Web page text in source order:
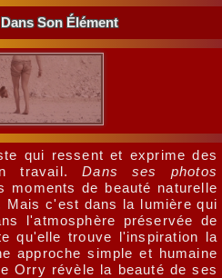
Son Élément
qui ressent et exprime des
travail.Dans ses photos
moments de beauté naturelle
c'est dans la lumière qui
l'atmosphère préservée de
qu'elle trouve l'inspiration la
approche simple et humaine
Orry révèle la beauté de ses